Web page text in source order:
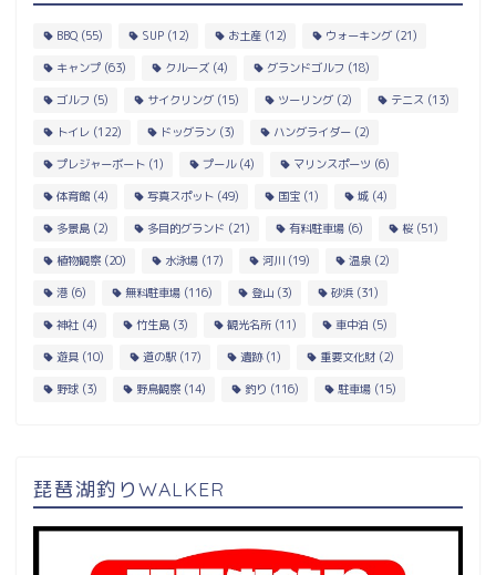
BBQ (55) SUP (12) お土産 (12) ウォーキング (21)
キャンプ (63) クルーズ (4) グランドゴルフ (18)
ゴルフ (5) サイクリング (15) ツーリング (2) テニス (13)
トイレ (122) ドッグラン (3) ハングライダー (2)
プレジャーボート (1) プール(4) マリンスポーツ (6)
体育館 (4) 写真スポット (49) 国宝 (1) 城 (4)
多景島 (2) 多目的グランド (21) 有料駐車場 (6) 桜 (51)
植物観察 (20) 水泳場 (17) 河川 (19) 温泉 (2)
港 (6) 無料駐車場 (116) 登山 (3) 砂浜 (31)
神社 (4) 竹生島 (3) 観光名所 (11) 車中泊 (5)
遊具 (10) 道の駅 (17) 遺跡(1) 重要文化財 (2)
野球 (3) 野鳥観察 (14) 釣り (116) 駐車場 (15)
琵琶湖釣りWALKER